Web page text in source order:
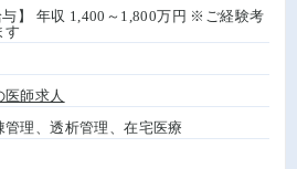
】 年収 1,400～1,800万円 ※ご経験考
す
師求人
管理、透析管理、在宅医療